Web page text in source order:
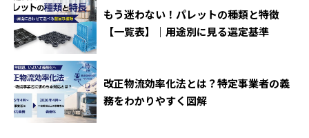
もう迷わない！パレットの種類と特徴
【一覧表】｜用途別に見る選定基準
改正物流効率化法とは？特定事業者の義
務をわかりやすく図解